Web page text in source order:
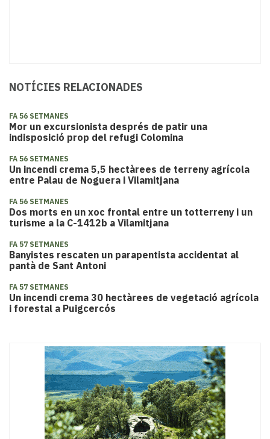
NOTÍCIES RELACIONADES
FA 56 SETMANES
Mor un excursionista després de patir una
indisposició prop del refugi Colomina
FA 56 SETMANES
Un incendi crema 5,5 hectàrees de terreny agrícola
entre Palau de Noguera i Vilamitjana
FA 56 SETMANES
Dos morts en un xoc frontal entre un totterreny i un
turisme a la C-1412b a Vilamitjana
FA 57 SETMANES
Banyistes rescaten un parapentista accidentat al
pantà de Sant Antoni
FA 57 SETMANES
Un incendi crema 30 hectàrees de vegetació agrícola
i forestal a Puigcercós